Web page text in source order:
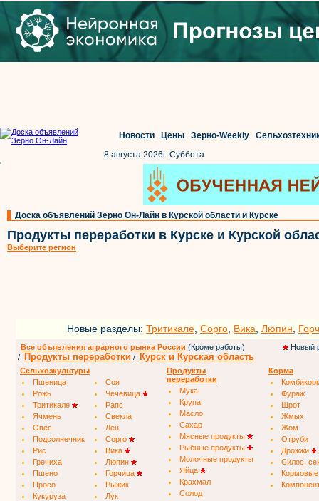
Новости Цены Зерно-Weekly
8 августа 2026г. Суббота
'
Доска объявлений Зерно Он-Лайн в Курской области и Курске
Продукты переработки в Курске и Курской
Выберите регион
Новые разделы: Тритикале Сорго Вика Люпин
Все объявления аграрного рынка России (Кроме работы)
Новый
/
Продукты переработки / Курск и Курская область
Сельхозкультуры
Пшеница
Соя
Рожь
Чечевица
Тритикале
Рапс
Ячмень
Свекла
Овес
Лен
Подсолнечник
Сорго
Рис
Вика
Гречиха
Люпин
Пшено
Горчица
Просо
Рыжик
Кукуруза
Лук
Продукты
переработки
Мука
Крупа
Масло
Сахар
Мясные продукты
Рыбные продукты
Молочные продукты
Яйца
Крахмал
Солод
Корма
Фураж
Шрот
Жмых
Жом
Отруби
Дрожжи
Силос,